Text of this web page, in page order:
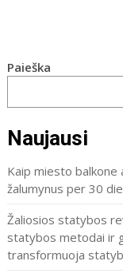
Paieška
Naujausi
Kaip miesto balkone
žalumynus per 30
Žaliosios statybos
statybos metodai ir
transformuoja